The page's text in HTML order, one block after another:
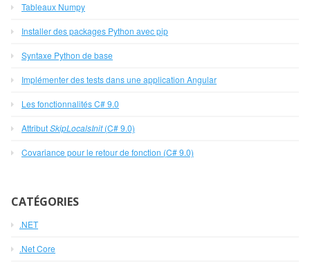
Tableaux Numpy
Installer des packages Python avec pip
Syntaxe Python de base
Implémenter des tests dans une application Angular
Les fonctionnalités C# 9.0
AttributSkipLocalsInit(C# 9.0)
Covariance pour le retour de fonction (C# 9.0)
CATÉGORIES
.NET
.Net Core